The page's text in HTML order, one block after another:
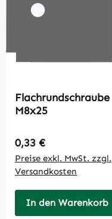
Flachrundschraube
M8x25
Regulärer Preis:
0,33 €
Preise exkl. MwSt. zzgl.
Versandkosten
In den Warenkorb